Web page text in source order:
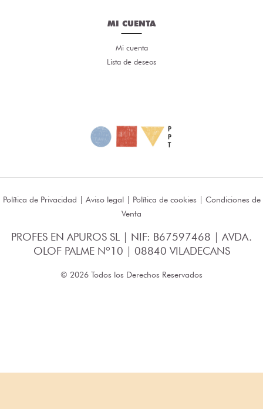
MI CUENTA
Mi cuenta
Lista de deseos
Política de Privacidad | Aviso legal| Política de cookies | Condiciones de
Venta
PROFES EN APUROS SL | NIF: B67597468 | AVDA.
OLOF PALME Nº10 | 08840 VILADECANS
© 2026 Todos los Derechos Reservados